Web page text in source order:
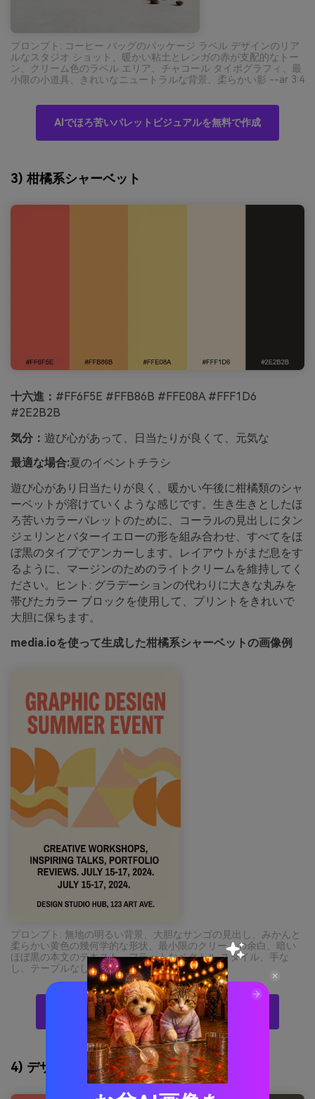
プロンプト: コーヒー バッグのパッケージ ラベル デザインのリア
ルなスタジオ ショット、暖かい粘土とレンガの赤が支配的なトー
ン、クリーム色のラベル エリア、チャコール タイポグラフィ、最
小限の小道具、きれいなニュートラルな背景、柔らかい影 --ar 3:4
AIでほろ苦いパレットビジュアルを無料で作成
3) 柑橘系シャーベット
十六進： #FF6F5E #FFB86B #FFE08A #FFF1D6
#2E2B2B
気分： 遊び心があって、日当たりが良くて、元気な
最適な場合:夏のイベントチラシ
遊び心があり日当たりが良く、暖かい午後に柑橘類のシャ
ーベットが溶けていくような感じです。生き生きとしたほ
ろ苦いカラーパレットのために、コーラルの見出しにタン
ジェリンとバターイエローの形を組み合わせ、すべてをほ
ぼ黒のタイプでアンカーします。レイアウトがまだ息をす
るように、マージンのためのライトクリームを維持してく
ださい。ヒント: グラデーションの代わりに大きな丸みを
帯びたカラー ブロックを使用して、プリントをきれいで
大胆に保ちます。
media.ioを使って生成した柑橘系シャーベットの画像例
プロンプト: 無地の明るい背景、大胆なサンゴの見出し、みかんと
柔らかい黄色の幾何学的な形状、最小限のクリームの余白、暗い
ほぼ黒の本文のテキスト、フラットなベクトル スタイル、手な
し、テーブルなし --ar 2:3
AIでほろ苦いパレットビジュアルを無料で作成
4) デザートリネン